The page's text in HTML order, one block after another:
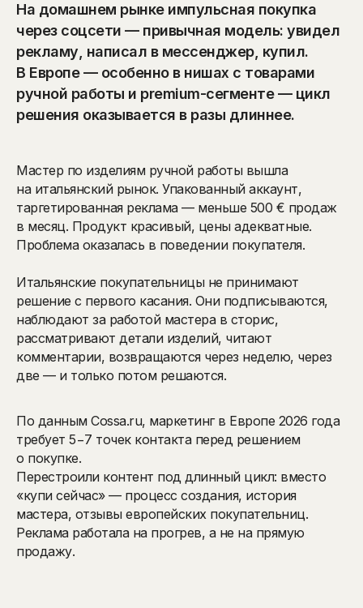
На домашнем рынке импульсная покупка
через соцсети — привычная модель: увидел
рекламу, написал в мессенджер, купил.
В Европе — особенно в нишах с товарами
ручной работы и premium-сегменте — цикл
решения оказывается в разы длиннее.
Мастер по изделиям ручной работы вышла
на итальянский рынок. Упакованный аккаунт,
таргетированная реклама — меньше 500 € продаж
в месяц. Продукт красивый, цены адекватные.
Проблема оказалась в поведении покупателя.
Итальянские покупательницы не принимают
решение с первого касания. Они подписываются,
наблюдают за работой мастера в сторис,
рассматривают детали изделий, читают
комментарии, возвращаются через неделю, через
две — и только потом решаются.
По данным Cossa.ru, маркетинг в Европе 2026 года
требует 5−7 точек контакта перед решением
о покупке.
Перестроили контент под длинный цикл: вместо
«купи сейчас» — процесс создания, история
мастера, отзывы европейских покупательниц.
Реклама работала на прогрев, а не на прямую
продажу.